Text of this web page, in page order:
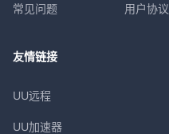
常见问题 用户协议
友情链接
UU远程
UU加速器